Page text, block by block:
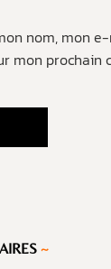
nom, mon
mon prochain
~